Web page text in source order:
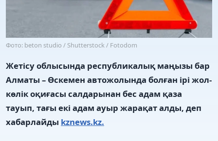
Фото: beton studio / Shutterstock / Fotodom
Жетісу облысында республикалық маңызы бар
Алматы – Өскемен автожолында болған ірі жол-
көлік оқиғасы салдарынан бес адам қаза
тауып, тағы екі адам ауыр жарақат алды, деп
хабарлайды kznews.kz.